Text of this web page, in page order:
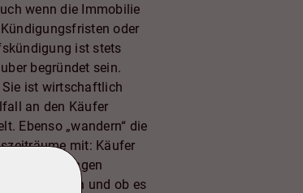
wenn die Immobilie
oder
ist stets
begründet sein.
Sie ist wirtschaftlich
an den Käufer
Ebenso „wandern“ die
mit: Käufer
aussahen und ob es